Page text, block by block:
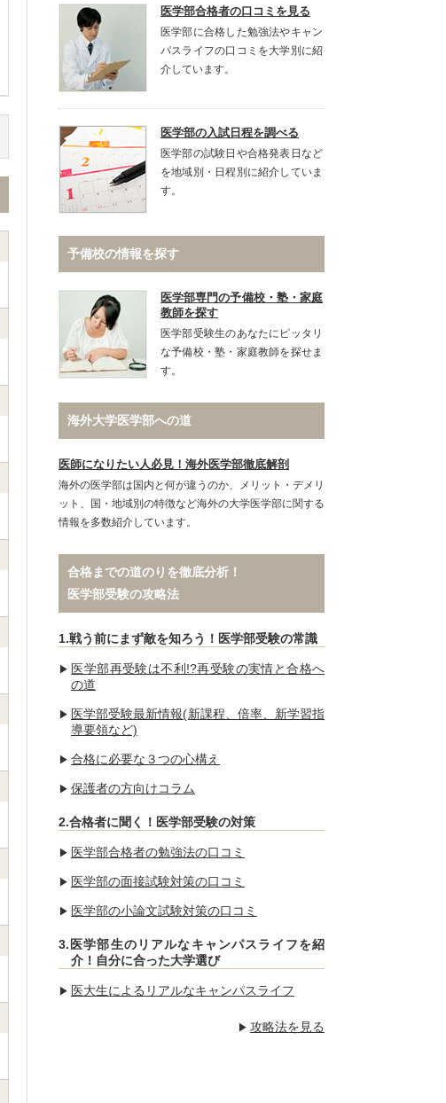
医学部合格者の口コミを見る
医学部に合格した勉強法やキャン
パスライフの口コミを大学別に紹
介しています。
医学部の入試日程を調べる
医学部の試験日や合格発表日など
を地域別・日程別に紹介していま
す。
予備校の情報を探す
医学部専門の予備校・塾・家庭
教師を探す
医学部受験生のあなたにピッタリ
な予備校・塾・家庭教師を探せま
す。
海外大学医学部への道
医師になりたい人必見！海外医学部徹底解剖
海外の医学部は国内と何が違うのか、メリット・デメリ
ット、国・地域別の特徴など海外の大学医学部に関する
情報を多数紹介しています。
合格までの道のりを徹底分析！
医学部受験の攻略法
1.戦う前にまず敵を知ろう！医学部受験の常識
医学部再受験は不利!?再受験の実情と合格へ
の道
医学部受験最新情報(新課程、倍率、新学習指
導要領など)
合格に必要な３つの心構え
保護者の方向けコラム
2.合格者に聞く！医学部受験の対策
医学部合格者の勉強法の口コミ
医学部の面接試験対策の口コミ
医学部の小論文試験対策の口コミ
3.医学部生のリアルなキャンパスライフを紹
介！自分に合った大学選び
医大生によるリアルなキャンパスライフ
攻略法を見る